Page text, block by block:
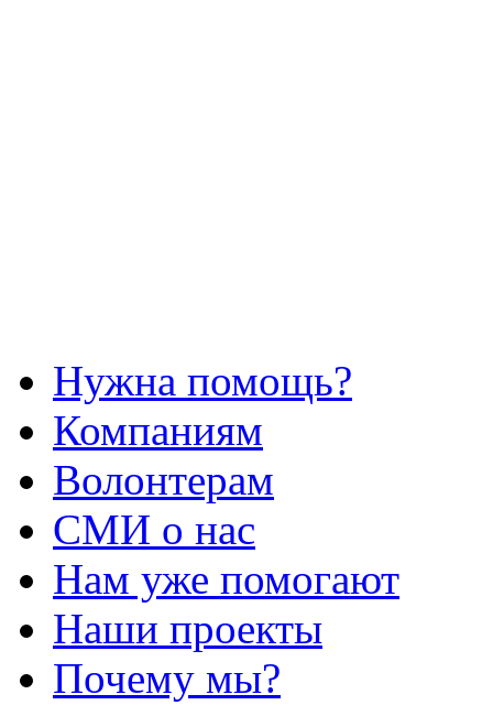
Нужна помощь?
Компаниям
Волонтерам
СМИ о нас
Нам уже помогают
Наши проекты
Почему мы?